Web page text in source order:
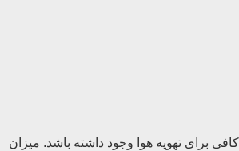
برای تهویه هوا وجود داشته باشد. میزان